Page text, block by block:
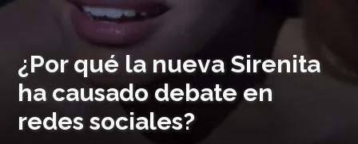
¿Por qué la nueva Sirenita
ha causado debate en
redes sociales?